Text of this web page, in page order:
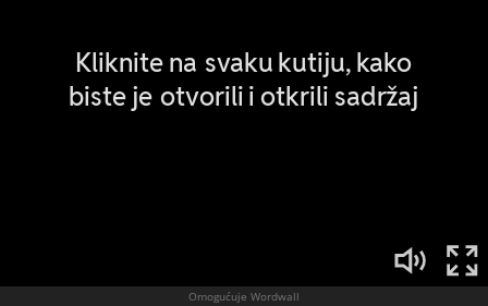
Omogućuje Wordwall